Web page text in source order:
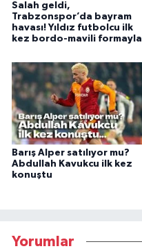
Salah geldi,
Trabzonspor’da bayram
havası! Yıldız futbolcu ilk
kez bordo-mavili formayla
Barış Alper satılıyor mu?
Abdullah Kavukcu ilk kez
konuştu
Yorumlar